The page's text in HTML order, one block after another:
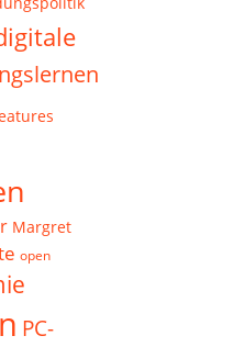
Margret
open
PC-